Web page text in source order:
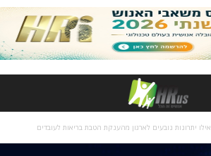
אילו יתרונות נובעים לארגון מהענקת הטבת בריאות לעובדים